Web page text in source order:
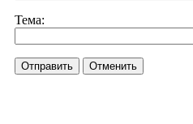
Тема:
Отправить Отменить